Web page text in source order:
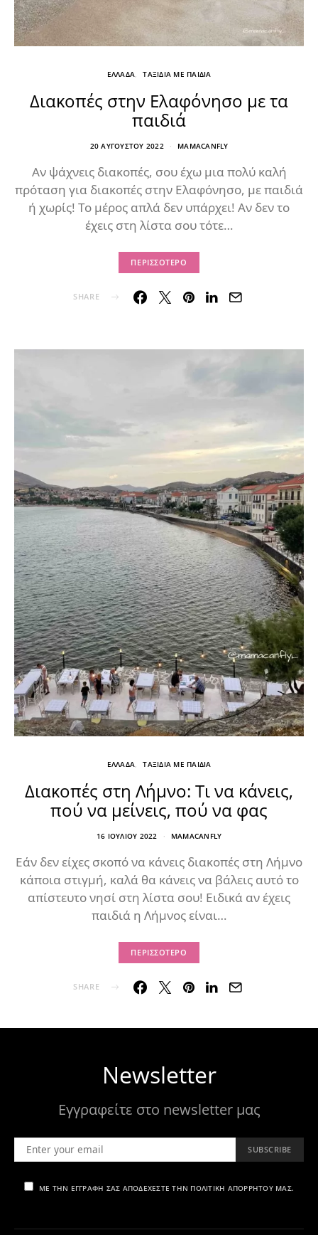
ΕΛΛΑΔΑ ΤΑΞΙΔΙΑ ΜΕ ΠΑΙΔΙΑ
Διακοπές στην Ελαφόνησο με τα
παιδιά
20 ΑΥΓΟΎΣΤΟΥ 2022 MAMACANFLY
Αν ψάχνεις διακοπές, σου έχω μια πολύ καλή
πρόταση για διακοπές στην Ελαφόνησο, με παιδιά
ή χωρίς! Το μέρος απλά δεν υπάρχει! Αν δεν το
έχεις στη λίστα σου τότε…
ΠΕΡΙΣΣΌΤΕΡΟ
SHARE
ΕΛΛΑΔΑ ΤΑΞΙΔΙΑ ΜΕ ΠΑΙΔΙΑ
Διακοπές στη Λήμνο: Τι να κάνεις,
πού να μείνεις, πού να φας
16 ΙΟΥΛΊΟΥ 2022 MAMACANFLY
Εάν δεν είχες σκοπό να κάνεις διακοπές στη Λήμνο
κάποια στιγμή, καλά θα κάνεις να βάλεις αυτό το
απίστευτο νησί στη λίστα σου! Ειδικά αν έχεις
παιδιά η Λήμνος είναι…
ΠΕΡΙΣΣΌΤΕΡΟ
SHARE
Newsletter
Εγγραφείτε στο newsletter μας
SUBSCRIBE
ΜΕ ΤΗΝ ΕΓΓΡΑΦΉ ΣΑΣ ΑΠΟΔΈΧΕΣΤΕ ΤΗΝ ΠΟΛΙΤΙΚΉ ΑΠΟΡΡΉΤΟΥ ΜΑΣ.